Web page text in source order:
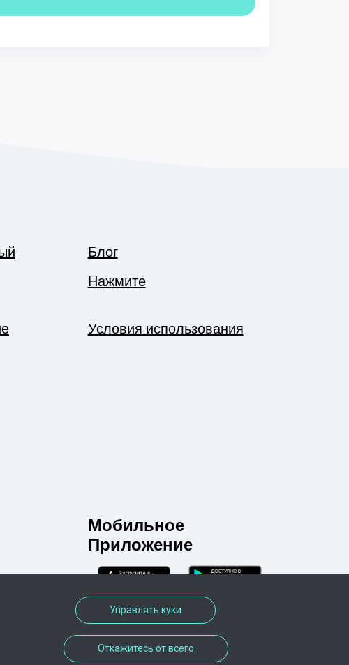
Блог
Нажмите
Условия использования
Мобильное
Приложение
Управлять куки
Откажитесь от всего